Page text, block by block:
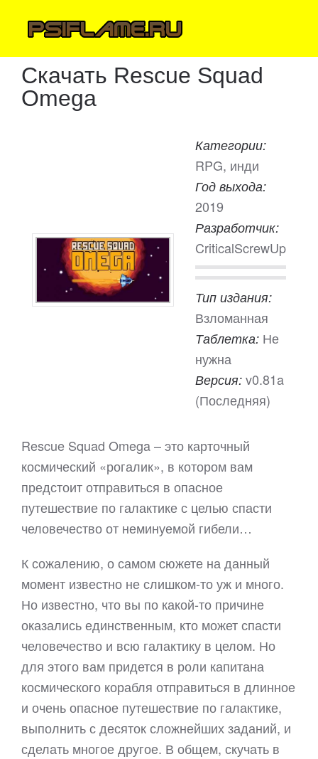
Скачать Rescue Squad
Omega
Категории:
RPG, инди
Год выхода:
2019
Разработчик:
CriticalScrewUp
Тип издания:
Взломанная
Таблетка: Не
нужна
Версия: v0.81a
(Последняя)
Rescue Squad Omega – это карточный
космический «рогалик», в котором вам
предстоит отправиться в опасное
путешествие по галактике с целью спасти
человечество от неминуемой гибели…
К сожалению, о самом сюжете на данный
момент известно не слишком-то уж и много.
Но известно, что вы по какой-то причине
оказались единственным, кто может спасти
человечество и всю галактику в целом. Но
для этого вам придется в роли капитана
космического корабля отправиться в длинное
и очень опасное путешествие по галактике,
выполнить с десяток сложнейших заданий, и
сделать многое другое. В общем, скучать в